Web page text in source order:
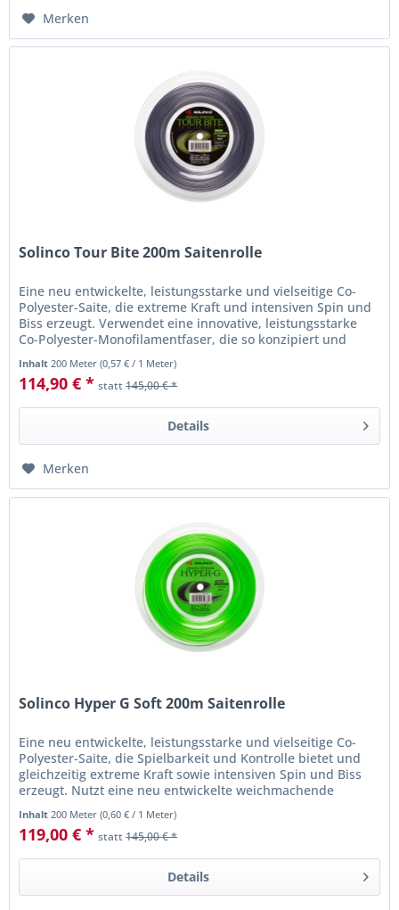
Merken
Solinco Tour Bite 200m Saitenrolle
Eine neu entwickelte, leistungsstarke und vielseitige Co-
Polyester-Saite, die extreme Kraft und intensiven Spin und
Biss erzeugt. Verwendet eine innovative, leistungsstarke
Co-Polyester-Monofilamentfaser, die so konzipiert und
Inhalt200 Meter(0,57 € / 1 Meter)
114,90 € * statt145,00 € *
Details
Merken
Solinco Hyper G Soft 200m Saitenrolle
Eine neu entwickelte, leistungsstarke und vielseitige Co-
Polyester-Saite, die Spielbarkeit und Kontrolle bietet und
gleichzeitig extreme Kraft sowie intensiven Spin und Biss
erzeugt. Nutzt eine neu entwickelte weichmachende
Inhalt200 Meter(0,60 € / 1 Meter)
119,00 € * statt145,00 € *
Details